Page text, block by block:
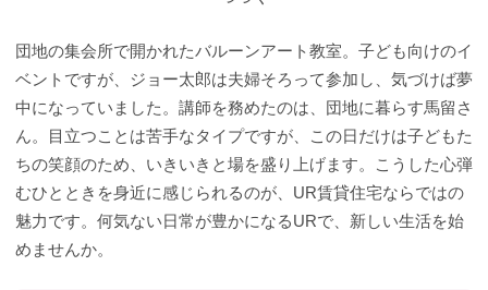
団地の集会所で開かれたバルーンアート教室。子ども向けのイ
ベントですが、ジョー太郎は夫婦そろって参加し、気づけば夢
中になっていました。講師を務めたのは、団地に暮らす馬留さ
ん。目立つことは苦手なタイプですが、この日だけは子どもた
ちの笑顔のため、いきいきと場を盛り上げます。こうした心弾
むひとときを身近に感じられるのが、UR賃貸住宅ならではの
魅力です。何気ない日常が豊かになるURで、新しい生活を始
めませんか。